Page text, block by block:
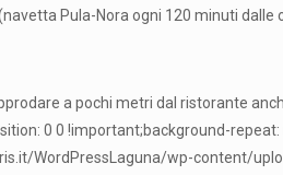
Pula-Nora ogni 120 minuti
a pochi metri dal ristorante
0 0 !important;background-
WordPressLaguna/wp-content/